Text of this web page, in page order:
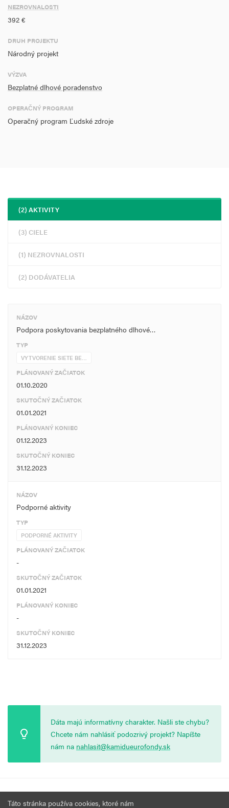
NEZROVNALOSTI
392 €
DRUH PROJEKTU
Národný projekt
VÝZVA
Bezplatné dlhové poradenstvo
OPERAČNÝ PROGRAM
Operačný program Ľudské zdroje
(2) AKTIVITY
(3) CIELE
(1) NEZROVNALOSTI
(2) DODÁVATELIA
NÁZOV
Podpora poskytovania bezplatného dlhové…
TYP
VYTVORENIE SIETE BE…
PLÁNOVANÝ ZAČIATOK
01.10.2020
SKUTOČNÝ ZAČIATOK
01.01.2021
PLÁNOVANÝ KONIEC
01.12.2023
SKUTOČNÝ KONIEC
31.12.2023
NÁZOV
Podporné aktivity
TYP
PODPORNÉ AKTIVITY
PLÁNOVANÝ ZAČIATOK
-
SKUTOČNÝ ZAČIATOK
01.01.2021
PLÁNOVANÝ KONIEC
-
SKUTOČNÝ KONIEC
31.12.2023
Dáta majú informatívny charakter. Našli ste chybu?
Chcete nám nahlásiť podozrivý projekt? Napíšte
nám na nahlasit@kamidueurofondy.sk
Táto stránka používa cookies, ktoré nám